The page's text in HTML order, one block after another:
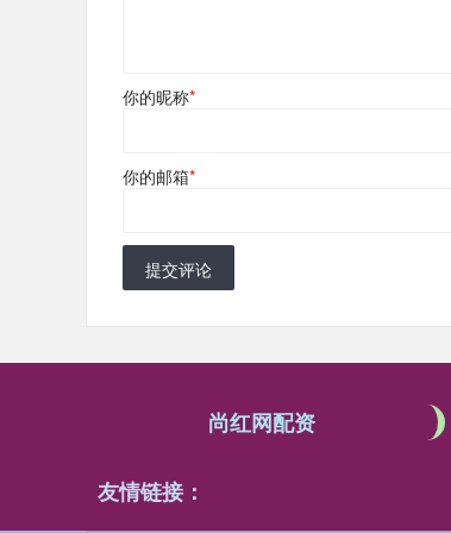
你的昵称*
你的邮箱*
提交评论
尚红网配资
友情链接：